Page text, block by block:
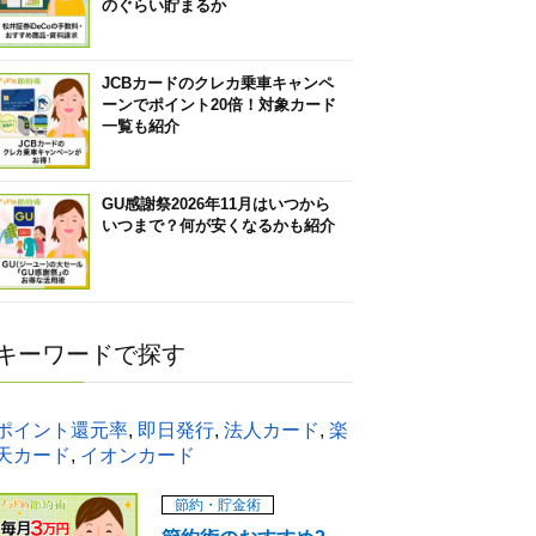
のぐらい貯まるか
JCBカードのクレカ乗車キャンペ
ーンでポイント20倍！対象カード
一覧も紹介
GU感謝祭2026年11月はいつから
いつまで？何が安くなるかも紹介
ーワードで探す
イント還元率, 即日発行, 法人カード, 楽
カード, イオンカード
節約・貯金術